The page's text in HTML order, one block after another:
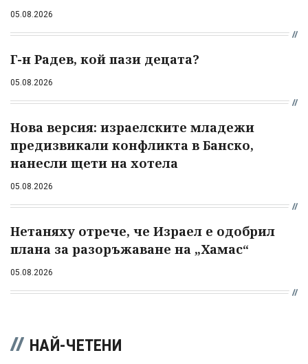
05.08.2026
Г-н Радев, кой пази децата?
05.08.2026
Нова версия: израелските младежи
предизвикали конфликта в Банско,
нанесли щети на хотела
05.08.2026
Нетаняху отрече, че Израел е одобрил
плана за разоръжаване на „Хамас“
05.08.2026
НАЙ-ЧЕТЕНИ